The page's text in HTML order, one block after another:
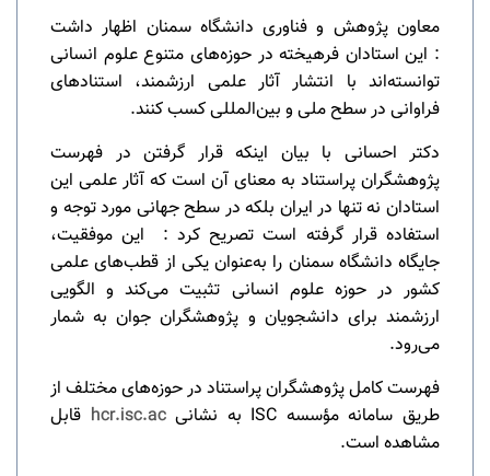
معاون پژوهش و فناوری دانشگاه سمنان اظهار داشت
: این استادان فرهیخته در حوزه‌های متنوع علوم انسانی
توانسته‌اند با انتشار آثار علمی ارزشمند، استنادهای
فراوانی در سطح ملی و بین‌المللی کسب کنند.
دکتر احسانی با بیان اینکه قرار گرفتن در فهرست
پژوهشگران پراستناد به معنای آن است که آثار علمی این
استادان نه تنها در ایران بلکه در سطح جهانی مورد توجه و
استفاده قرار گرفته است تصریح کرد : این موفقیت،
جایگاه دانشگاه سمنان را به‌عنوان یکی از قطب‌های علمی
کشور در حوزه علوم انسانی تثبیت می‌کند و الگویی
ارزشمند برای دانشجویان و پژوهشگران جوان به شمار
می‌رود.
فهرست کامل پژوهشگران پراستناد در حوزه‌های مختلف از
طریق سامانه مؤسسه ISC به نشانی
hcr.isc.ac قابل
مشاهده است.